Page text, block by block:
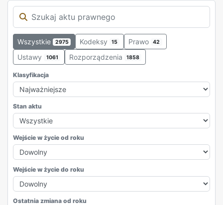
Wszystkie 2975 Kodeksy 15 Prawo 42
Ustawy 1061 Rozporządzenia 1858
Klasyfikacja
Stan aktu
Wejście w życie od roku
Wejście w życie do roku
Ostatnia zmiana od roku